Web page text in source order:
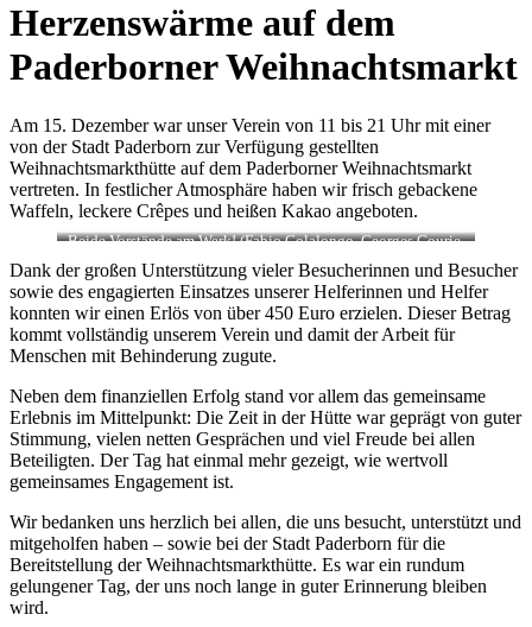
Herzenswärme auf dem
Paderborner Weihnachtsmarkt
Am 15. Dezember war unser Verein von 11 bis 21 Uhr mit einer
von der Stadt Paderborn zur Verfügung gestellten
Weihnachtsmarkthütte auf dem Paderborner Weihnachtsmarkt
vertreten. In festlicher Atmosphäre haben wir frisch gebackene
Waffeln, leckere Crêpes und heißen Kakao angeboten.
Beide Vorstände am Werk! (Fabio Colalongo, Georges Gourie,
Dank der großen Unterstützung vieler Besucherinnen und Besucher
sowie des engagierten Einsatzes unserer Helferinnen und Helfer
konnten wir einen Erlös von über 450 Euro erzielen. Dieser Betrag
kommt vollständig unserem Verein und damit der Arbeit für
Menschen mit Behinderung zugute.
Neben dem finanziellen Erfolg stand vor allem das gemeinsame
Erlebnis im Mittelpunkt: Die Zeit in der Hütte war geprägt von guter
Stimmung, vielen netten Gesprächen und viel Freude bei allen
Beteiligten. Der Tag hat einmal mehr gezeigt, wie wertvoll
gemeinsames Engagement ist.
Wir bedanken uns herzlich bei allen, die uns besucht, unterstützt und
mitgeholfen haben – sowie bei der Stadt Paderborn für die
Bereitstellung der Weihnachtsmarkthütte. Es war ein rundum
gelungener Tag, der uns noch lange in guter Erinnerung bleiben
wird.